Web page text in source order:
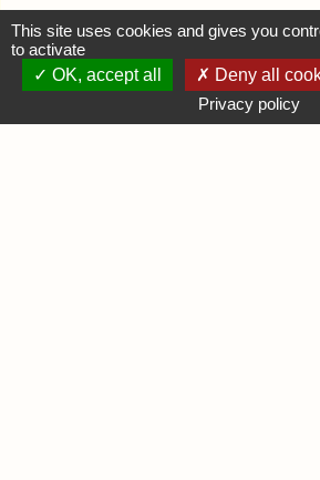
MON COMPTE
Se connecter
This site uses cookies and gives you
to activate
OK, accept all
Deny all
Privacy policy